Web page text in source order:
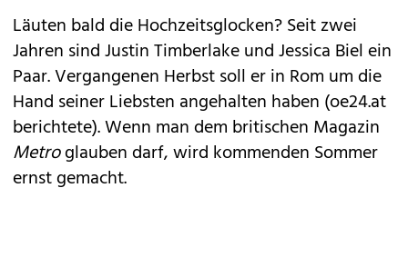
Läuten bald die Hochzeitsglocken? Seit zwei
Jahren sind Justin Timberlake und Jessica Biel ein
Paar. Vergangenen Herbst soll er in Rom um die
Hand seiner Liebsten angehalten haben (oe24.at
berichtete). Wenn man dem britischen Magazin
Metroglauben darf, wird kommenden Sommer
ernst gemacht.